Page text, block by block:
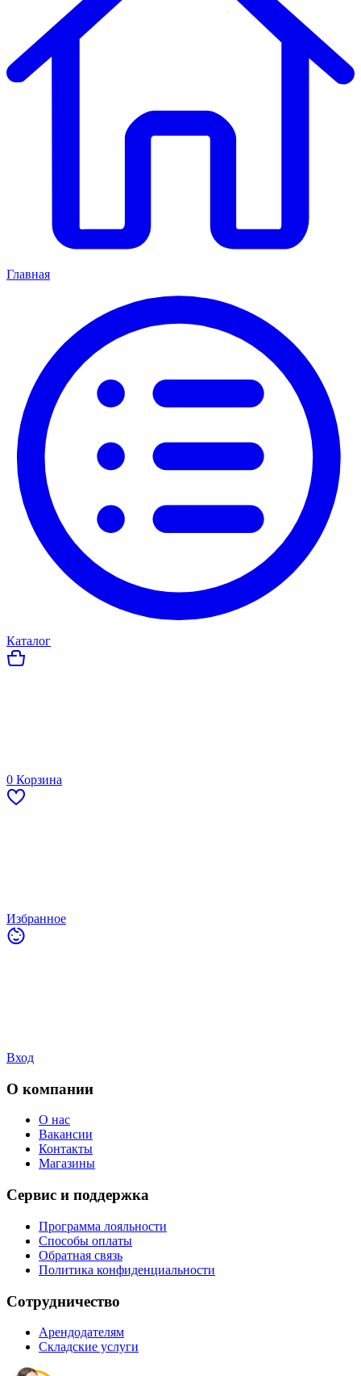
Главная
Каталог
0 Корзина
Избранное
Вход
О компании
О нас
Вакансии
Контакты
Магазины
Сервис и поддержка
Программа лояльности
Способы оплаты
Обратная связь
Политика конфиденциальности
Сотрудничество
Арендодателям
Складские услуги